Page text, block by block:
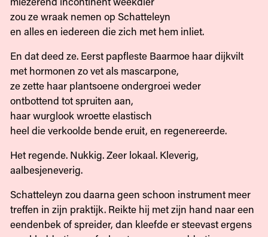
zou ze wraak nemen op Schatteleyn
en alles en iedereen die zich met hem inliet.
En dat deed ze. Eerst papfleste Baarmoe haar dijkvilt
met hormonen zo vet als mascarpone,
ze zette haar plantsoene ondergroei weder
ontbottend tot spruiten aan,
haar wurglook wroette elastisch
heel die verkoolde bende eruit, en regenereerde.
Het regende. Nukkig. Zeer lokaal. Kleverig,
aalbesjeneverig.
Schatteleyn zou daarna geen schoon instrument meer
treffen in zijn praktijk. Reikte hij met zijn hand naar een
eendenbek of spreider, dan kleefde er steevast ergens